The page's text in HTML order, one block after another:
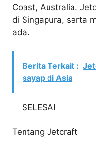
Coast, Australia.
di Singapura, serta
ada.
Berita Terkait :
sayap di Asia
SELESAI
Tentang Jetcraft